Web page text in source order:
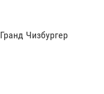
Гранд Чизбургер